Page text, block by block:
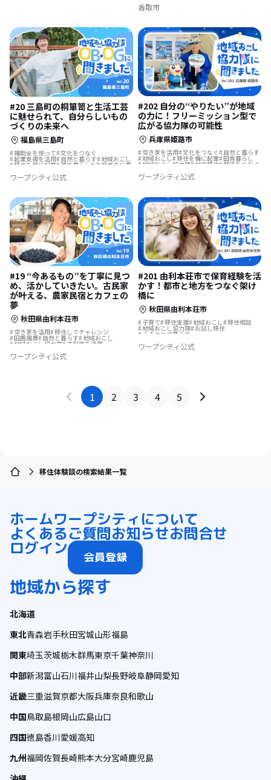
香取市
#20 三島町の桐箪笥と生活工芸
に魅せられて、自分らしいもの
づくりの未来へ
福島県三島町
補助金を使って 文化をつなぐ
起業支援を活用 自然と暮らす 地域おこし
移住を機に起業 夢の暮らし 後継者の仕事
伝統をつなぐ
地域おこし協力隊に聞いてみた
ワープシティ公式
#202 自分の“やりたい”が地域
の力に！フリーミッション型で
広がる協力隊の可能性
兵庫県姫路市
空き家を活用 文化をつなぐ 自然と暮らす
地域おこし 移住を機に起業 田舎暮らし
地域おこし協力隊 地方移住 歴史をつむぐ
地域おこし協力隊に聞いてみた
海のそばの暮らし
ワープシティ公式
#19 “今あるもの”を丁寧に見つ
め、活かしていきたい。古民家
が叶える、農家民宿とカフェの
夢
秋田県由利本荘市
空き家を活用 移住してチャレンジ
田園風景 自然と暮らす 地域おこし
地域おこし協力隊 古民家を活用
ワープシティ公式
#201 由利本荘市で保育経験を活
かす！都市と地方をつなぐ架け
橋に
秋田県由利本荘市
子育て 移住支援 地域おこし 移住相談
地域おこし協力隊 お試し移住
ふるさとで暮らす
ワープシティ公式
1 2 3 4 5
移住体験談の検索結果一覧
ホームワープシティについて
よくあるご質問お知らせお問合せ
ログイン 会員登録
地域から探す
北海道
東北青森岩手秋田宮城山形福島
関東埼玉茨城栃木群馬東京千葉神奈川
中部新潟富山石川福井山梨長野岐阜静岡愛知
近畿三重滋賀京都大阪兵庫奈良和歌山
中国鳥取島根岡山広島山口
四国徳島香川愛媛高知
九州福岡佐賀長崎熊本大分宮崎鹿児島